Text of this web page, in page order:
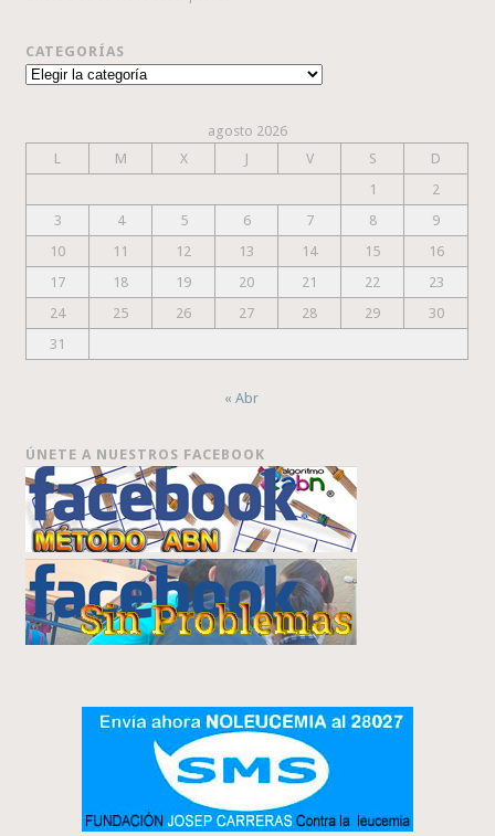
CATEGORÍAS
Categorías
agosto 2026
L
M X J V S
D
1
2
3
4 5 6 7 8
9
10
11 12 13 14 15
16
17
18 19 20 21 22
23
24
25 26 27 28 29
30
31
« Abr
ÚNETE A NUESTROS FACEBOOK